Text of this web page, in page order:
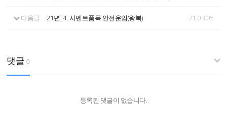
다음글 21년_4. 시멘트품목 안전운임(왕복) 21.03.05
댓글 0
등록된 댓글이 없습니다.